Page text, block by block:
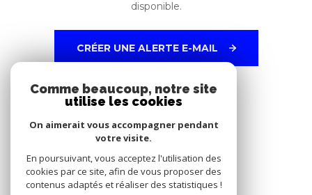
disponible.
CRÉER UNE ALERTE E-MAIL
NOS RÉSEAUX
Nous suivre
Comme beaucoup, notre site
utilise les cookies
On aimerait vous accompagner pendant
votre visite.
En poursuivant, vous acceptez l'utilisation des
cookies par ce site, afin de vous proposer des
contenus adaptés et réaliser des statistiques !